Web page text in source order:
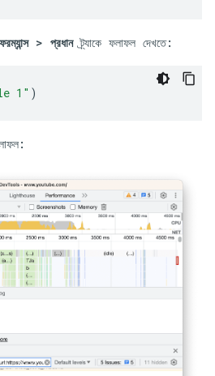
> প্রধানট্র্যাকে ফলাফল দেখতে:
1" )